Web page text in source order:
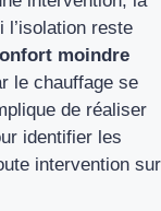
l’isolation reste
moindre
le chauffage se
de réaliser
identifier les
intervention sur